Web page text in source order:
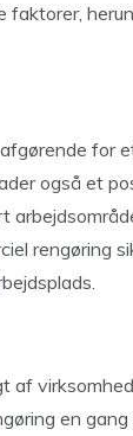
for
også et
rengøring
en gang